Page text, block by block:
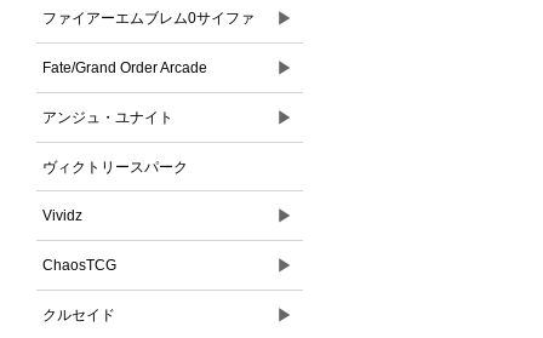
ファイアーエムブレム0サイファ ▶
Fate/Grand Order Arcade ▶
アンジュ・ユナイト ▶
ヴィクトリースパーク
Vividz ▶
ChaosTCG ▶
クルセイド ▶